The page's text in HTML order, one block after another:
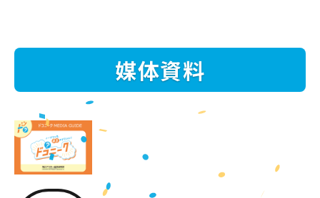
媒体資料